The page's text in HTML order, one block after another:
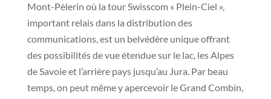
Mont-Pèlerin où la tour Swisscom « Plein-Ciel »,
important relais dans la distribution des
communications, est un belvédère unique offrant
des possibilités de vue étendue sur le lac, les Alpes
de Savoie et l’arrière pays jusqu’au Jura. Par beau
temps, on peut même y apercevoir le Grand Combin,